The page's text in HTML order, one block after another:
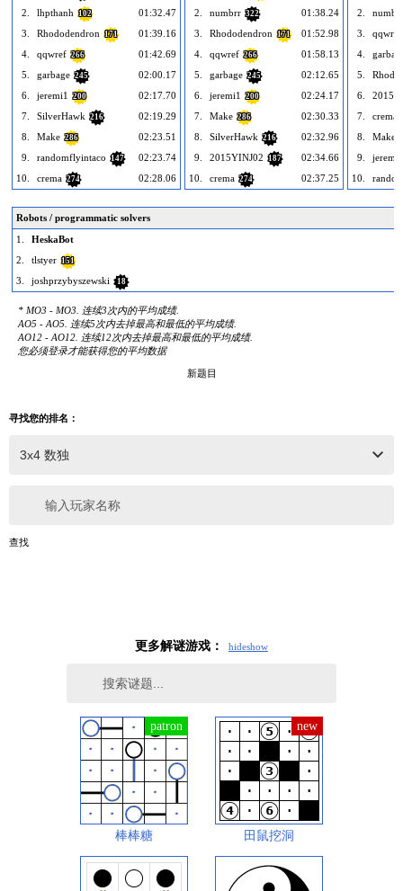
2.
lhpthanh 102
01:32.47
3.
Rhododendron 171
01:39.16
4.
qqwref 266
01:42.69
5.
garbage 245
02:00.17
6.
jeremi1 200
02:17.70
7.
SilverHawk 216
02:19.29
8.
Make 286
02:23.51
9.
randomflyintaco 147
02:23.74
10.
crema 274 02:28.06
2.
numbrr 322
01:38.24
3.
Rhododendron 171
01:52.98
4.
qqwref 266
01:58.13
5.
garbage 245
02:12.65
6.
jeremi1 200
02:24.17
7.
Make 286
02:30.33
8.
SilverHawk 216
02:32.96
9.
2015YINJ02 187
02:34.66
10.
crema 274 02:37.25
2.
numbrr
3.
qqwref
4.
5.
6.
7.
crema
8. Make
9.
jeremi1
10.
Robots / programmatic solvers
1.
HeskaBot
2.
tlstyer 151
3. joshprzybyszewski 18
* MO3 - MO3. 连续3次内的平均成绩.
AO5 - AO5. 连续5次内去掉最高和最低的平均成绩.
AO12 - AO12. 连续12次内去掉最高和最低的平均成绩.
您必须登录才能获得您的平均数据
新题目
寻找您的排名：
输入玩家名称
查找
更多解谜游戏： hideshow
棒棒糖 田鼠挖洞